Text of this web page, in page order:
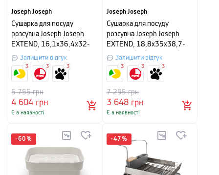
Joseph Joseph
Сушарка для посуду
розсувна Joseph Joseph
EXTEND, 16,1x36,4х32-
52,7 см, сірий
Залишити відгук
4 604 грн
5 755грн
Є в наявності
3 3 3
Joseph Joseph
Сушарка для посуду
розсувна Joseph Joseph
EXTEND, 18,8x35x38,7-
67 см, сірий графіт
Залишити відгук
3 648 грн
7 295грн
Є в наявності
3 3 3
-60 % -47 %